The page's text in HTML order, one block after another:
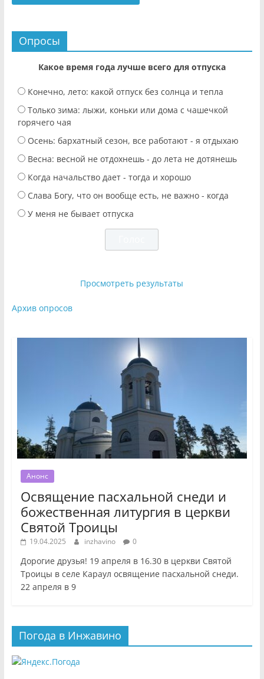
Опросы
Какое время года лучше всего для отпуска
Конечно, лето: какой отпуск без солнца и тепла
Только зима: лыжи, коньки или дома с чашечкой
горячего чая
Осень: бархатный сезон, все работают - я отдыхаю
Весна: весной не отдохнешь - до лета не дотянешь
Когда начальство дает - тогда и хорошо
Слава Богу, что он вообще есть, не важно - когда
У меня не бывает отпуска
Просмотреть результаты
Архив опросов
Анонс
Освящение пасхальной снеди и
божественная литургия в церкви
Святой Троицы
19.04.2025 inzhavino 0
Дорогие друзья! 19 апреля в 16.30 в церкви Святой
Троицы в селе Караул освящение пасхальной снеди.
22 апреля в 9
Погода в Инжавино